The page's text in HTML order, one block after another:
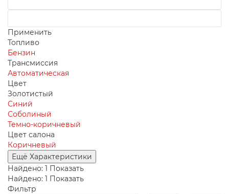
Применить
Топливо
Бензин
Трансмиссия
Автоматическая
Цвет
Золотистый
Синий
Соболиный
Темно-коричневый
Цвет салона
Коричневый
Ещё Характеристики
Найдено: 1 Показать
Найдено: 1 Показать
Фильтр